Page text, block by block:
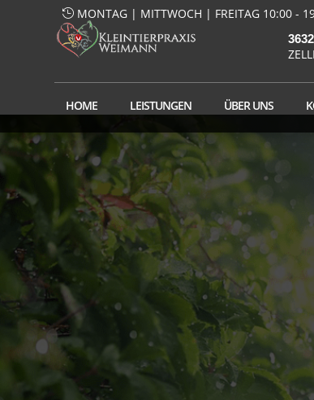
MONTAG | MITTWOCH | FREITAG 10:00 -
HOME LEISTUNGEN ÜBER UNS